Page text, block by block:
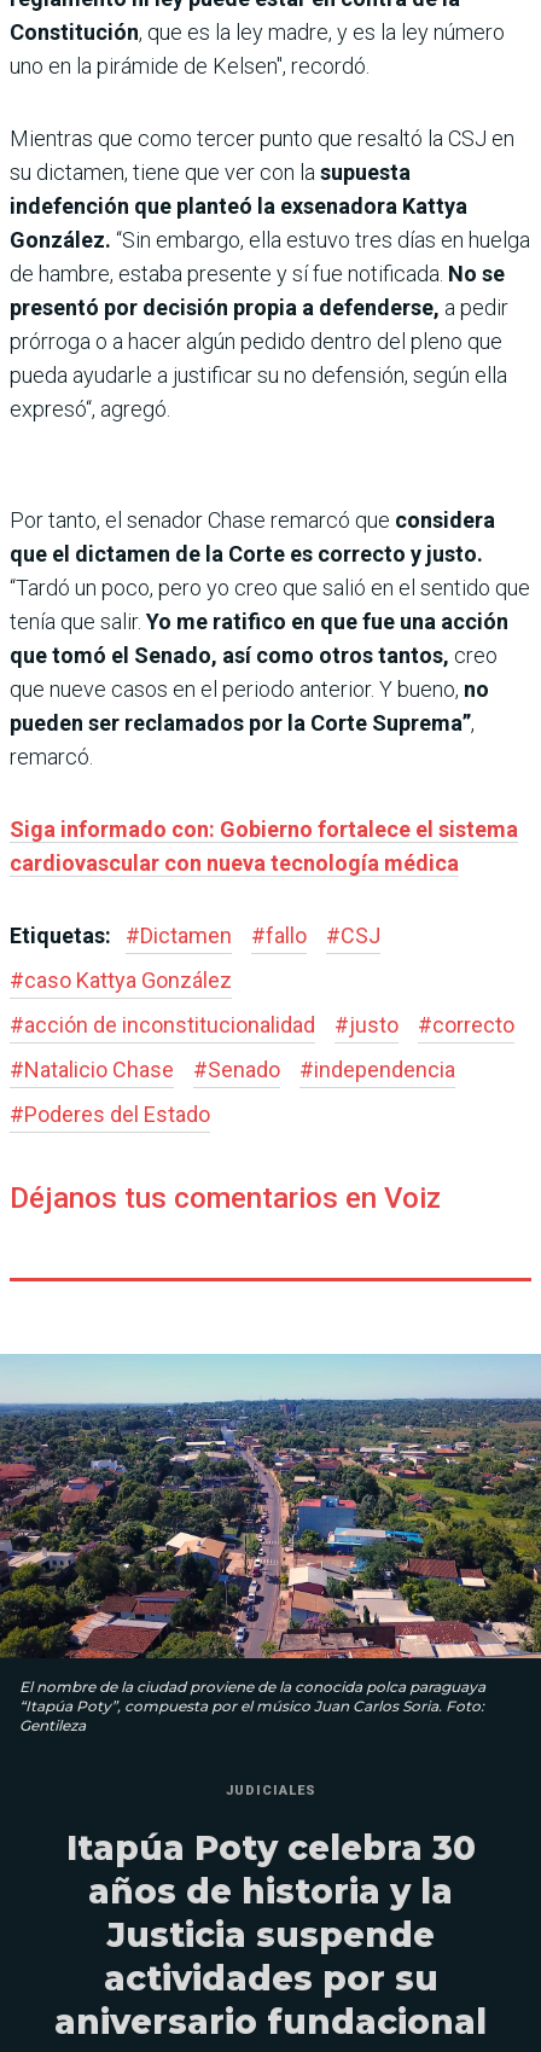
Constitución, que es la ley madre, y es la ley número
uno en la pirámide de Kelsen", recordó.
Mientras que como tercer punto que resaltó la CSJ en
su dictamen, tiene que ver con la supuesta
indefención que planteó la exsenadora Kattya
González. “Sin embargo, ella estuvo tres días en huelga
de hambre, estaba presente y sí fue notificada. No se
presentó por decisión propia a defenderse, a pedir
prórroga o a hacer algún pedido dentro del pleno que
pueda ayudarle a justificar su no defensión, según ella
expresó“, agregó.
Por tanto, el senador Chase remarcó que considera
que el dictamen de la Corte es correcto y justo.
“Tardó un poco, pero yo creo que salió en el sentido que
tenía que salir. Yo me ratifico en que fue una acción
que tomó el Senado, así como otros tantos, creo
que nueve casos en el periodo anterior. Y bueno, no
pueden ser reclamados por la Corte Suprema”,
remarcó.
Siga informado con: Gobierno fortalece el sistema
cardiovascular con nueva tecnología médica
Etiquetas: #Dictamen #fallo #CSJ
#caso Kattya González
#acción de inconstitucionalidad #justo #correcto
#Natalicio Chase #Senado #independencia
#Poderes del Estado
Déjanos tus comentarios en Voiz
El nombre de la ciudad proviene de la conocida polca paraguaya
“Itapúa Poty”, compuesta por el músico Juan Carlos Soria. Foto:
Gentileza
JUDICIALES
Itapúa Poty celebra 30
años de historia y la
Justicia suspende
actividades por su
aniversario fundacional